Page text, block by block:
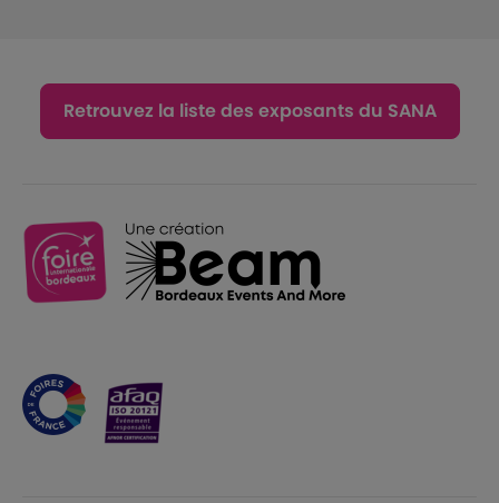
Retrouvez la liste des exposants du SANA